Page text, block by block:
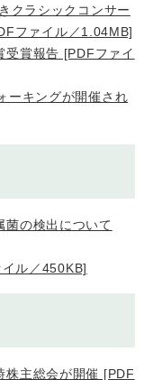
クラシックコンサー
ファイル／1.04MB]
受賞報告 [PDFファイ
ーキングが開催され
菌の検出について
ル／450KB]
株主総会が開催 [PDF